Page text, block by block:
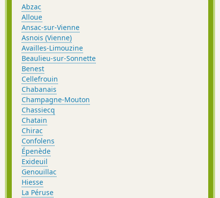
Abzac
Alloue
Ansac-sur-Vienne
Asnois (Vienne)
Availles-Limouzine
Beaulieu-sur-Sonnette
Benest
Cellefrouin
Chabanais
Champagne-Mouton
Chassiecq
Chatain
Chirac
Confolens
Épenède
Exideuil
Genouillac
Hiesse
La Péruse